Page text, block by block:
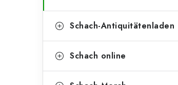
Schach-Antiquitätenladen
Schach online